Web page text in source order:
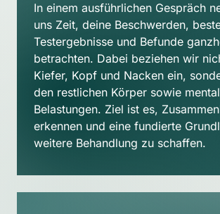
In einem ausführlichen Gespräch
uns Zeit, deine Beschwerden,
Testergebnisse und Befunde
betrachten. Dabei beziehen wir
Kiefer, Kopf und Nacken ein,
den restlichen Körper sowie
Belastungen. Ziel ist es,
erkennen und eine fundierte
weitere Behandlung zu schaffen.